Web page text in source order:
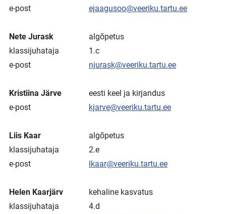
e-post
ejaagusoo@veeriku.tartu.ee
Nete Jurask
algõpetus
klassijuhataja
1.c
e-post
njurask@veeriku.tartu.ee
Kristiina Järve
eesti keel ja kirjandus
e-post
kjarve@veeriku.tartu.ee
Liis Kaar
algõpetus
klassijuhataja
2.e
e-post
lkaar@veeriku.tartu.ee
Helen Kaarjärv
kehaline kasvatus
klassijuhataja
4.d